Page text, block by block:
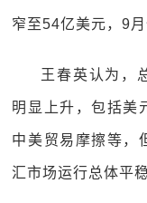
窄至54亿美元，9
王春英认为，
明显上升，包括美
中美贸易摩擦等，
汇市场运行总体平稳